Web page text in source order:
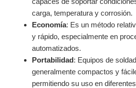
carga, temperatura y corrosión.
Economía: Es un método
y rápido, especialmente en
automatizados.
Portabilidad: Equipos de
generalmente compactos y
permitiendo su uso en